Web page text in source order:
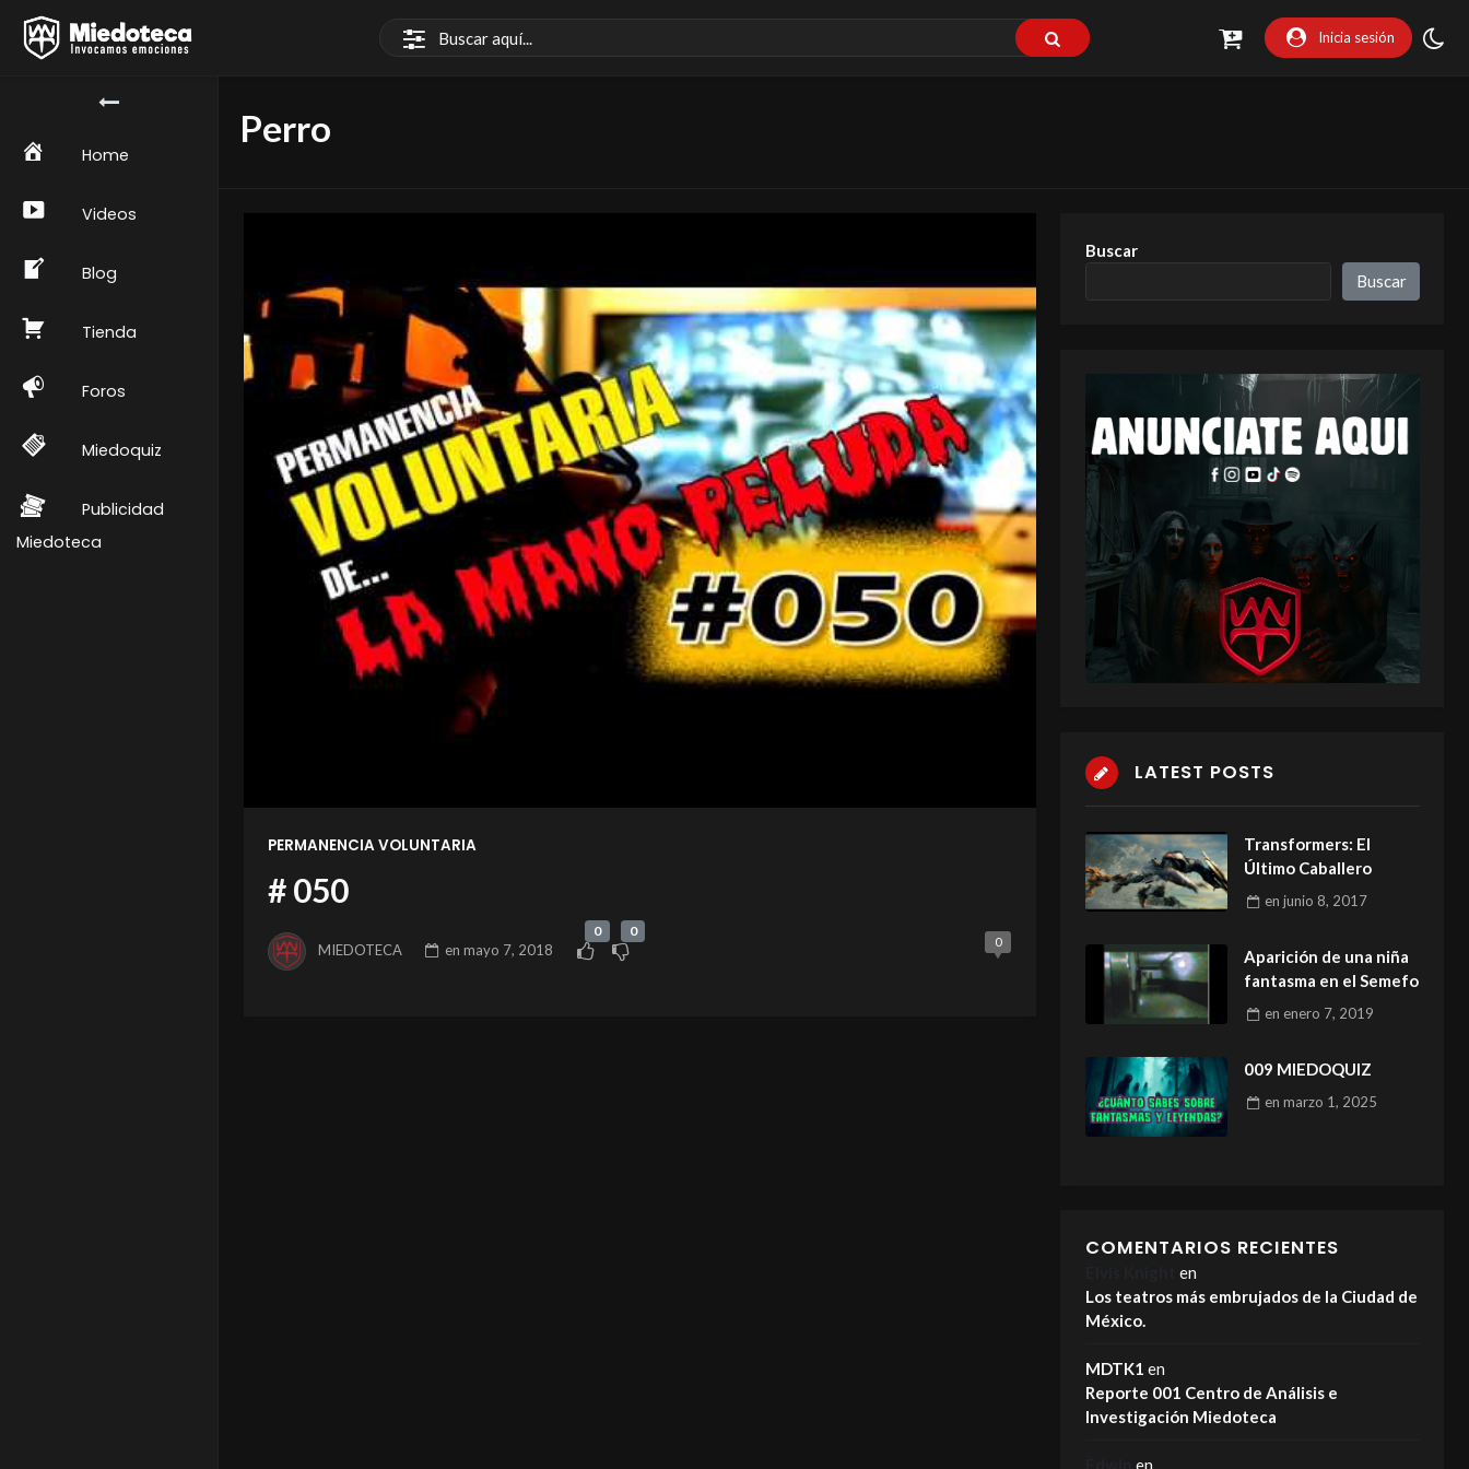
Inicia sesión
Home
Videos
Blog
Tienda
Foros
Miedoquiz
Publicidad
Miedoteca
Perro
PERMANENCIA VOLUNTARIA
# 050
MIEDOTECA en mayo 7, 2018
0 0
0
Buscar
Buscar
LATEST POSTS
Transformers: El
Último Caballero
enjunio 8, 2017
Aparición de una niña
fantasma en el Semefo
en enero 7, 2019
009 MIEDOQUIZ
enmarzo 1, 2025
COMENTARIOS RECIENTES
en
Los teatros más embrujados de la Ciudad de
México.
MDTK1 en
Reporte 001 Centro de Análisis e
Investigación Miedoteca
en